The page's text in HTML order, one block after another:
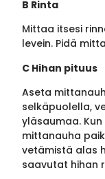
B Rinta
Mittaa itsesi
levein. Pidä
C Hihan pituus
Aseta
selkäpuolella,
yläsaumaa.
mittanauha
vetämistä alas
saavutat hihan